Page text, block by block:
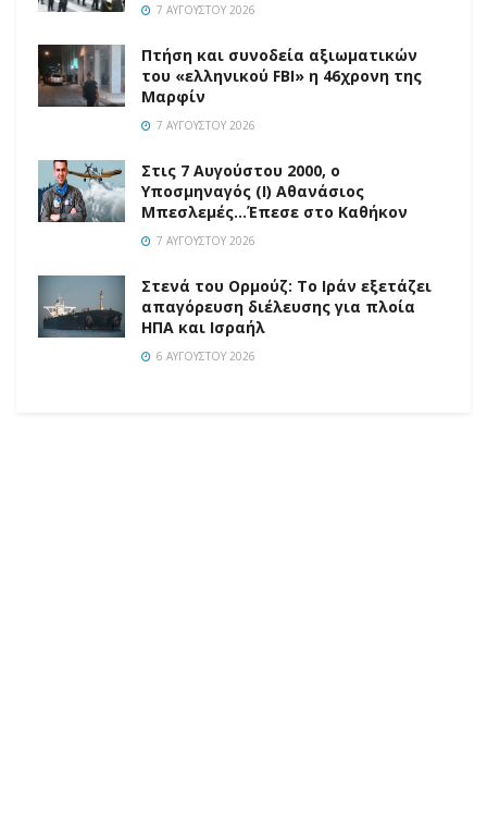
7 ΑΥΓΟΎΣΤΟΥ 2026
Πτήση και συνοδεία αξιωματικών
του «ελληνικού FBI» η 46χρονη της
Μαρφίν
7 ΑΥΓΟΎΣΤΟΥ 2026
Στις 7 Αυγούστου 2000, ο
Υποσμηναγός (Ι) Αθανάσιος
Μπεσλεμές…Έπεσε στο Καθήκον
7 ΑΥΓΟΎΣΤΟΥ 2026
Στενά του Ορμούζ: Το Ιράν εξετάζει
απαγόρευση διέλευσης για πλοία
ΗΠΑ και Ισραήλ
6 ΑΥΓΟΎΣΤΟΥ 2026